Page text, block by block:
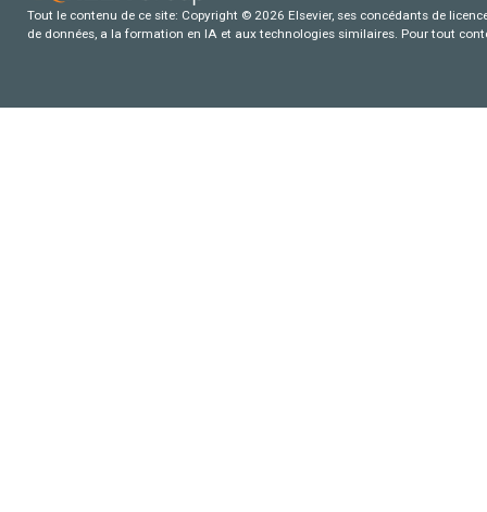
Tout le contenu de ce site: Copyright © 2026 Elsevier, ses concédants de
de données, a la formation en IA et aux technologies similaires. Pour tout